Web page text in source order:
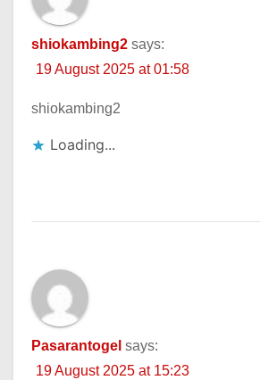
shiokambing2 says:
19 August 2025 at 01:58
shiokambing2
Loading...
Pasarantogel says:
19 August 2025 at 15:23